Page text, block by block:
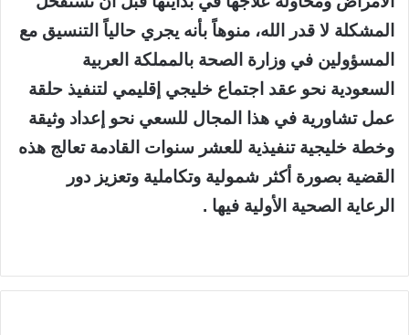
المشكلة لا قدر الله، منوهاً بأنه يجري حالياً التنسيق مع
المسؤولين في وزارة الصحة بالمملكة العربية
السعودية نحو عقد اجتماع خليجي إقليمي لتنفيذ حلقة
عمل تشاورية في هذا المجال للسعي نحو إعداد وثيقة
وخطة خليجية تنفيذية للعشر سنوات القادمة تعالج هذه
القضية بصورة أكثر شمولية وتكاملية وتعزيز دور
الرعاية الصحية الأولية فيها .